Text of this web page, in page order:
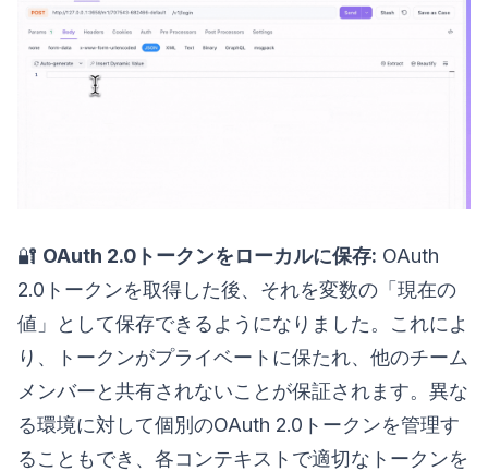
🔐 OAuth 2.0トークンをローカルに保存: OAuth
2.0トークンを取得した後、それを変数の「現在の
値」として保存できるようになりました。これによ
り、トークンがプライベートに保たれ、他のチーム
メンバーと共有されないことが保証されます。異な
る環境に対して個別のOAuth 2.0トークンを管理す
ることもでき、各コンテキストで適切なトークンを